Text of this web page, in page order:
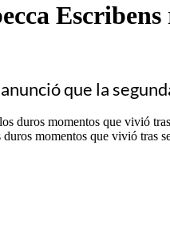
que la
momentos que vivió tras